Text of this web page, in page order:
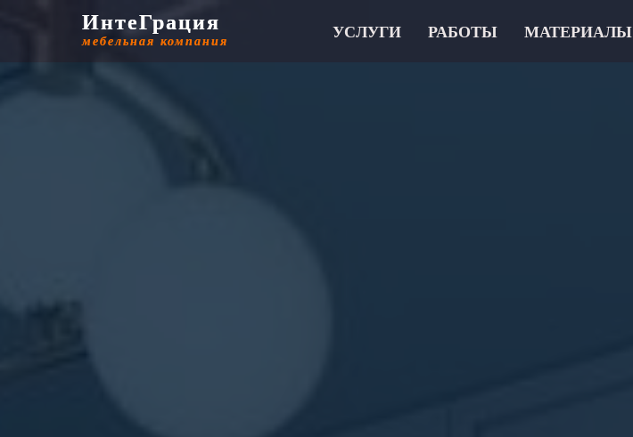
ИнтеГрация
мебельная компания УСЛУГИ РАБОТЫ МАТЕРИАЛЫ
ИнтеГрация
мебельная компания